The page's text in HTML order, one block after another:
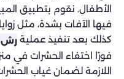
الأطفال. نقوم بتطبيق
فيها الآفات بشدة، مثل
كذلك بعد تنفيذ عملية رش
فورًا اختفاء الحشرات في
اللازمة لضمان غياب